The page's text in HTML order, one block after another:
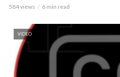
584 views 6 min read
VIDEO